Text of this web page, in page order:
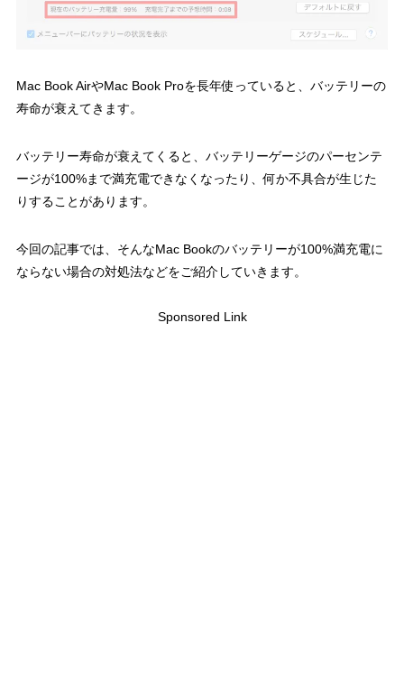
Mac Book AirやMac Book Proを長年使っていると、バッテリーの
寿命が衰えてきます。
バッテリー寿命が衰えてくると、バッテリーゲージのパーセンテ
ージが100%まで満充電できなくなったり、何か不具合が生じた
りすることがあります。
今回の記事では、そんなMac Bookのバッテリーが100%満充電に
ならない場合の対処法などをご紹介していきます。
Sponsored Link